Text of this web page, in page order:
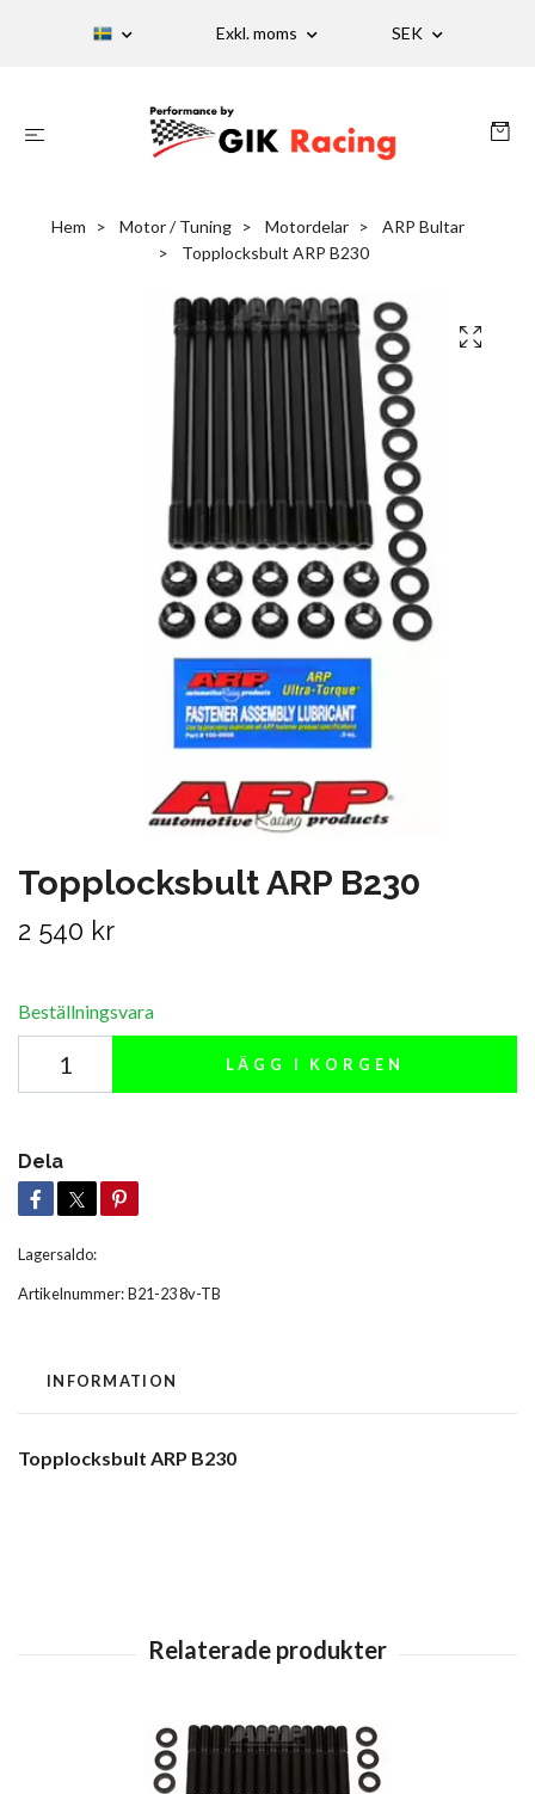
Exkl. moms SEK
Hem Motor / Tuning Motordelar
ARP Bultar
Topplocksbult ARP B230
Topplocksbult ARP B230
2 540 kr
Beställningsvara
LÄGG I KORGEN
Dela
Lagersaldo:
Artikelnummer:B21-23 8v-TB
INFORMATION
Topplocksbult ARP B230